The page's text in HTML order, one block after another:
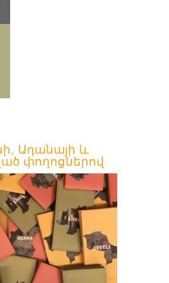
Ադանայի և
փողոցներով